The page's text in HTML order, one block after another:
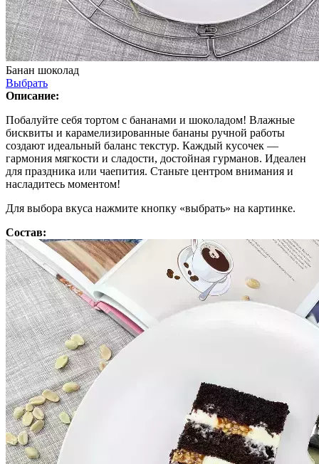
Банан шоколад
Выбрать
Описание:
Побалуйте себя тортом с бананами и шоколадом! Влажные
бисквиты и карамелизированные бананы ручной работы
создают идеальный баланс текстур. Каждый кусочек —
гармония мягкости и сладости, достойная гурманов. Идеален
для праздника или чаепития. Станьте центром внимания и
насладитесь моментом!
Для выбора вкуса нажмите кнопку «выбрать» на картинке.
Состав: